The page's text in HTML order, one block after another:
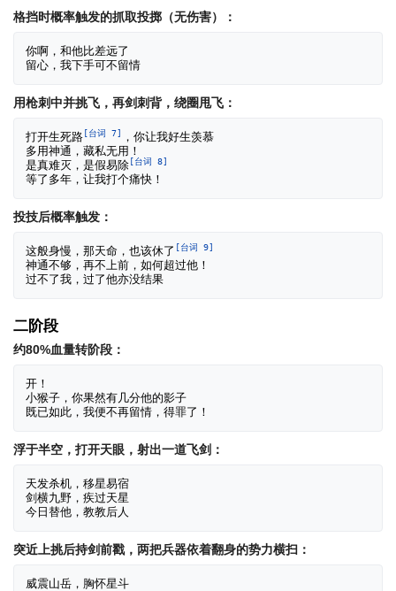
格挡时概率触发的抓取投掷（无伤害）：
你啊，和他比差远了
用枪刺中并挑飞，再剑刺背，绕圈甩飞：
打开生死路 [台词 7]
，你让我好生羡慕
多用神通，藏私无用！
是真难灭，是假易除 [台词 8]
投技后概率触发：
这般身慢，那天命，也该休了 [台词 9]
神通不够，再不上前，如何超过他！
二阶段
约80%血量转阶段：
开！
小猴子，你果然有几分他的影子
浮于半空，打开天眼，射出一道飞剑：
天发杀机，移星易宿
剑横九野，疾过天星
突近上挑后持剑前戳，两把兵器依着翻身的势力横扫：
威震山岳，胸怀星斗